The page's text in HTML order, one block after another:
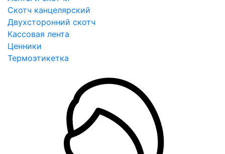
Скотч канцелярский
Двухсторонний скотч
Кассовая лента
Ценники
Термоэтикетка